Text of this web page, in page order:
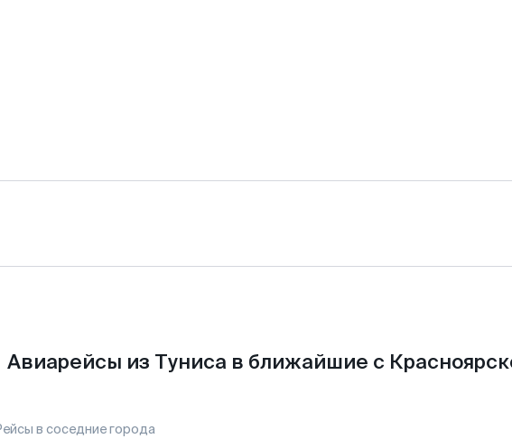
Авиарейсы из Туниса в ближайшие с
в соседние города